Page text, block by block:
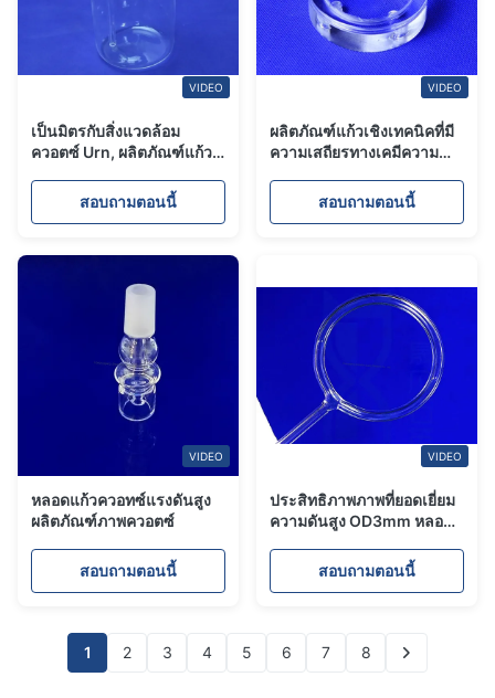
VIDEO
เป็นมิตรกับสิ่งแวดล้อม
ควอตซ์ Urn, ผลิตภัณฑ์แก้ว
เป็นอันตรายสอบถามตอนนี้
VIDEO
ผลิตภัณฑ์แก้วเชิงเทคนิคที่มี
ความเสถียรทางเคมีความ
สอบถามตอนนี้
VIDEO
หลอดแก้วควอทซ์แรงดันสูง
ผลิตภัณฑ์ภาพควอตซ์
สอบถามตอนนี้
VIDEO
ประสิทธิภาพภาพที่ยอดเยี่ยม
ความดันสูง OD3mm หลอด
สอบถามตอนนี้
1 2 3 4 5 6 7 8